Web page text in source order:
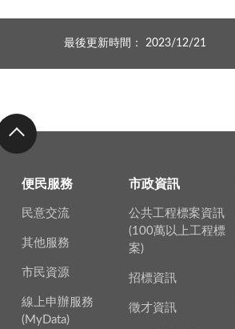
最後更新時間： 2023/12/21
便民服務
民意交流
其他服務
市民資源
線上申辦服務
(MyData)
市政資訊
公共工程標案資訊
(100萬以上工程標
案)
招標資訊
徵才資訊